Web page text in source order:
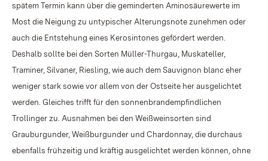
spätem Termin kann über die geminderten Aminosäurewerte im
Most die Neigung zu untypischer Alterungsnote zunehmen oder
auch die Entstehung eines Kerosintones gefördert werden.
Deshalb sollte bei den Sorten Müller-Thurgau, Muskateller,
Traminer, Silvaner, Riesling, wie auch dem Sauvignon blanc eher
weniger stark sowie vor allem von der Ostseite her ausgelichtet
werden. Gleiches trifft für den sonnenbrandempfindlichen
Trollinger zu. Ausnahmen bei den Weißweinsorten sind
Grauburgunder, Weißburgunder und Chardonnay, die durchaus
ebenfalls frühzeitig und kräftig ausgelichtet werden können, ohne